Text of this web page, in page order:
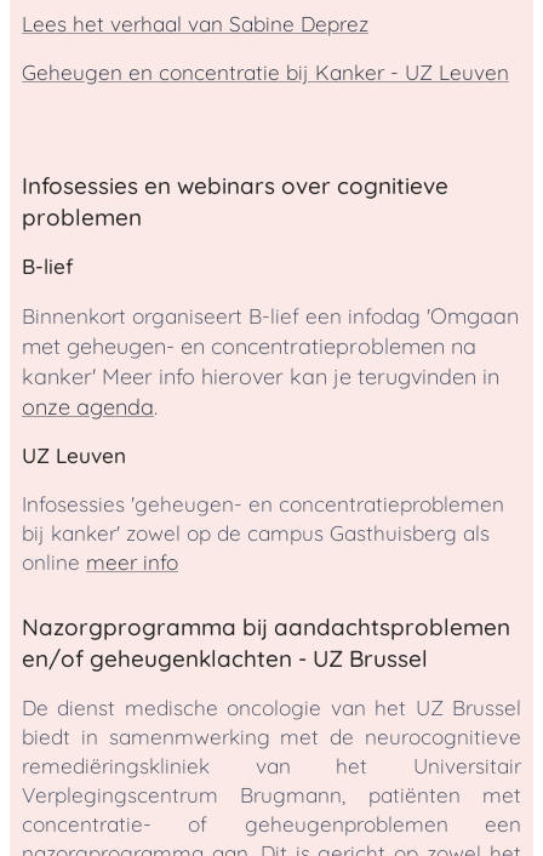
Lees het verhaal van Sabine Deprez
Geheugen en concentratie bij Kanker - UZ Leuven
Infosessies en webinars over cognitieve
problemen
B-lief
Binnenkort organiseert B-lief een infodag 'Omgaan
met geheugen- en concentratieproblemen na
kanker' Meer info hierover kan je terugvinden in
onze agenda.
UZ Leuven
Infosessies 'geheugen- en concentratieproblemen
bij kanker' zowel op de campus Gasthuisberg als
online meer info
Nazorgprogramma bij aandachtsproblemen
en/of geheugenklachten - UZ Brussel
De dienst medische oncologie van het UZ Brussel
biedt in samenmwerking met de neurocognitieve
remediëringskliniek van het Universitair
Verplegingscentrum Brugmann, patiënten met
concentratie- of geheugenproblemen een